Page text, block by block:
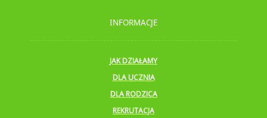
INFORMACJE
JAK DZIAŁAMY
DLA UCZNIA
DLA RODZICA
REKRUTACJA